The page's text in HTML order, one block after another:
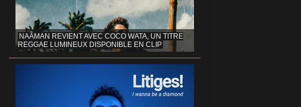
NAÂMAN REVIENT AVEC COCO WATA, UN TITRE
REGGAE LUMINEUX DISPONIBLE EN CLIP